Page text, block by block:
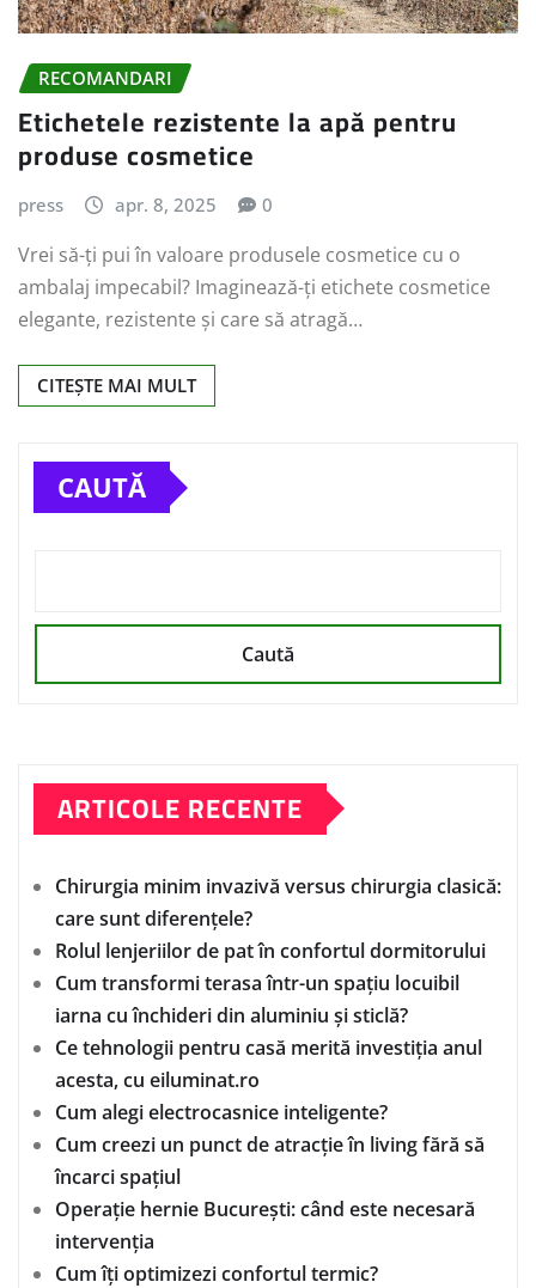
RECOMANDARI
Etichetele rezistente la apă pentru
produse cosmetice
press apr. 8, 2025 0
Vrei să-ți pui în valoare produsele cosmetice cu o
ambalaj impecabil? Imaginează-ți etichete cosmetice
elegante, rezistente și care să atragă…
CITEȘTE MAI MULT
CAUTĂ
Caută
ARTICOLE RECENTE
Chirurgia minim invazivă versus chirurgia clasică:
care sunt diferențele?
Rolul lenjeriilor de pat în confortul dormitorului
Cum transformi terasa într-un spațiu locuibil
iarna cu închideri din aluminiu și sticlă?
Ce tehnologii pentru casă merită investiția anul
acesta, cu eiluminat.ro
Cum alegi electrocasnice inteligente?
Cum creezi un punct de atracție în living fără să
încarci spațiul
Operație hernie București: când este necesară
intervenția
Cum îți optimizezi confortul termic?